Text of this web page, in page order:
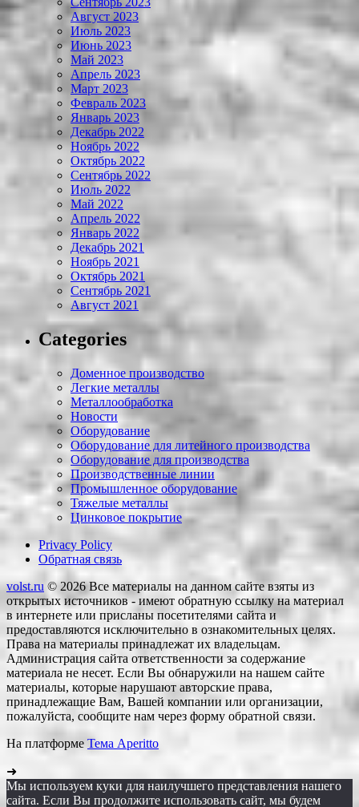
Август 2023
Июль 2023
Июнь 2023
Май 2023
Апрель 2023
Март 2023
Февраль 2023
Январь 2023
Декабрь 2022
Ноябрь 2022
Октябрь 2022
Сентябрь 2022
Июль 2022
Май 2022
Апрель 2022
Январь 2022
Декабрь 2021
Ноябрь 2021
Октябрь 2021
Сентябрь 2021
Август 2021
Categories
Доменное производство
Легкие металлы
Металлообработка
Новости
Оборудование
Оборудование для литейного производства
Оборудование для производства
Производственные линии
Промышленное оборудование
Тяжелые металлы
Цинковое покрытие
Privacy Policy
Обратная связь
volst.ru © 2026Все материалы на данном сайте взяты из
открытых источников - имеют обратную ссылку на материал
в интернете или присланы посетителями сайта и
предоставляются исключительно в ознакомительных целях.
Права на материалы принадлежат их владельцам.
Администрация сайта ответственности за содержание
материала не несет. Если Вы обнаружили на нашем сайте
материалы, которые нарушают авторские права,
принадлежащие Вам, Вашей компании или организации,
пожалуйста, сообщите нам через форму обратной связи.
На платформе Тема Aperitto
➜
Мы используем куки для наилучшего представления нашего
сайта. Если Вы продолжите использовать сайт, мы будем